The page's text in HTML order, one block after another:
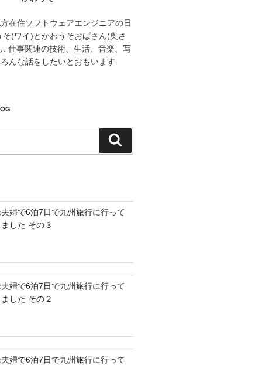
在住ソフトウェアエンジニアの日
(ワイ)とかわうそおばさん(奥さ
. 仕事関連の技術、生活、音楽、写
んな話をしたいとおもいます.
索
婦で6泊7日で九州旅行に行って
した その３
婦で6泊7日で九州旅行に行って
した その２
婦で6泊7日で九州旅行に行って